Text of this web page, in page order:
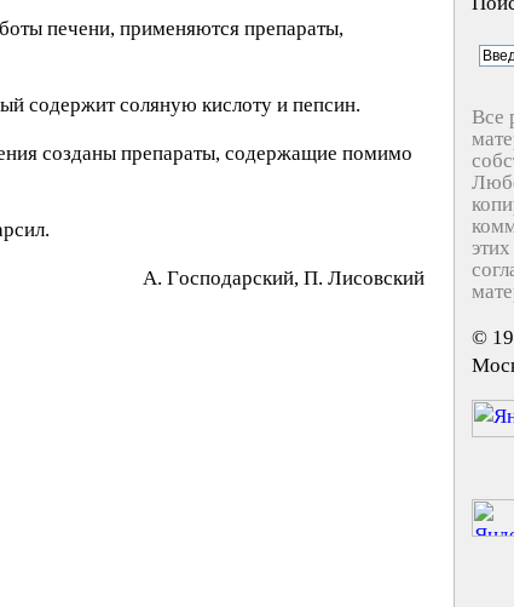
печени, применяются препараты,
содержит соляную кислоту и пепсин.
созданы препараты, содержащие помимо
A. Гocпoдapcкий, П. Лиcoвcкий
Все
©